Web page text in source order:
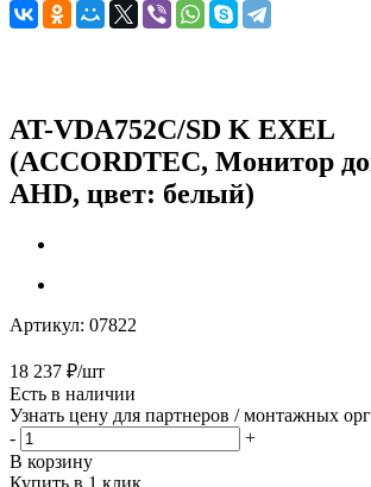
AT-VDA752C/SD K EXEL
(ACCORDTEC, Монитор
AHD, цвет: белый)
Артикул: 07822
18 237 ₽/шт
Есть в наличии
Узнать цену для партнеров / монтажных
-
+
В корзину
Купить в 1 клик